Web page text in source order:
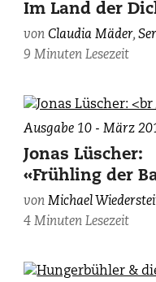
photographiert
von
Brigitte
/
SZ
Photo.
Im Land der
vonClaudia Mäder,
9 Minuten Lesezeit
Ausgabe 10 - März
Jonas Lüscher:
«Frühling der
vonMichael
4 Minuten Lesezeit